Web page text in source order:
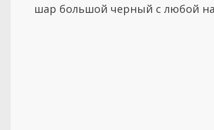
шар большой черный с любой